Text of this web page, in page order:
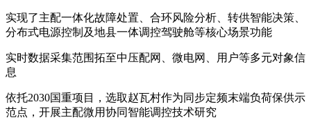
实现了主配一体化故障处置、合环风险分析、转供智能决策、
分布式电源控制及地县一体调控驾驶舱等核心场景功能
实时数据采集范围拓至中压配网、微电网、用户等多元对象信
息
依托2030国重项目，选取赵瓦村作为同步定频末端负荷保供示
范点，开展主配微用协同智能调控技术研究